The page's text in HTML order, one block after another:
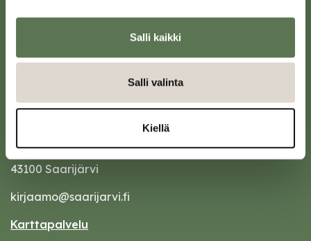
Salli kaikki
Salli valinta
Kiellä
Sivulantie 11, PL 13
43100 Saarijärvi
kirjaamo@saarijarvi.fi
Karttapalvelu